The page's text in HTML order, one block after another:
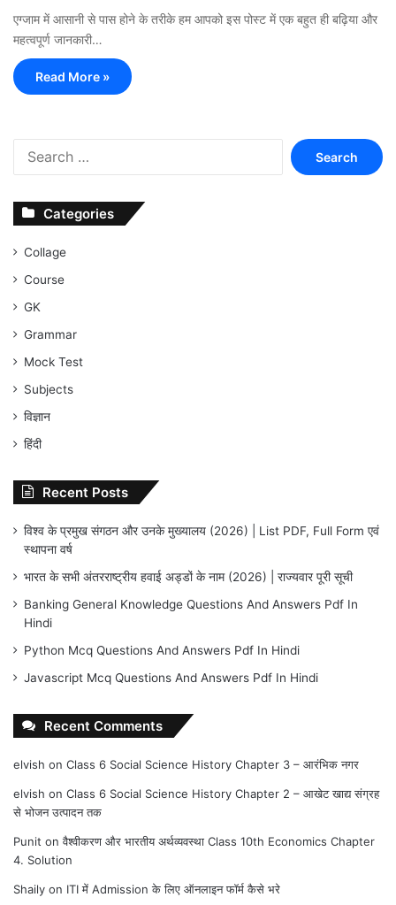
एग्जाम में आसानी से पास होने के तरीके हम आपको इस पोस्ट में एक बहुत ही बढ़िया और
महत्वपूर्ण जानकारी…
Read More »
Search
for:
Categories
Collage
Course
GK
Grammar
Mock Test
Subjects
विज्ञान
हिंदी
Recent Posts
विश्व के प्रमुख संगठन और उनके मुख्यालय (2026) | List PDF, Full Form एवं
स्थापना वर्ष
भारत के सभी अंतरराष्ट्रीय हवाई अड्डों के नाम (2026) | राज्यवार पूरी सूची
Banking General Knowledge Questions And Answers Pdf In
Hindi
Python Mcq Questions And Answers Pdf In Hindi
Javascript Mcq Questions And Answers Pdf In Hindi
Recent Comments
elvish on Class 6 Social Science History Chapter 3 – आरंभिक नगर
elvish on Class 6 Social Science History Chapter 2 – आखेट खाद्य संग्रह
से भोजन उत्पादन तक
Punit onवैश्वीकरण और भारतीय अर्थव्यवस्था Class 10th Economics Chapter
4. Solution
Shaily on ITI में Admission के लिए ऑनलाइन फॉर्म कैसे भरे